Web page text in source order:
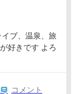
ブ、温泉、旅
好きです よろ
コメント